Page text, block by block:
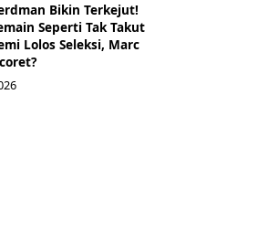
Bikin Terkejut!
Seperti Tak Takut
Lolos Seleksi, Marc